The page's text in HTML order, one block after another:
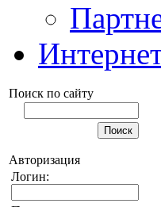
Поиск по сайту
Авторизация
Логин: